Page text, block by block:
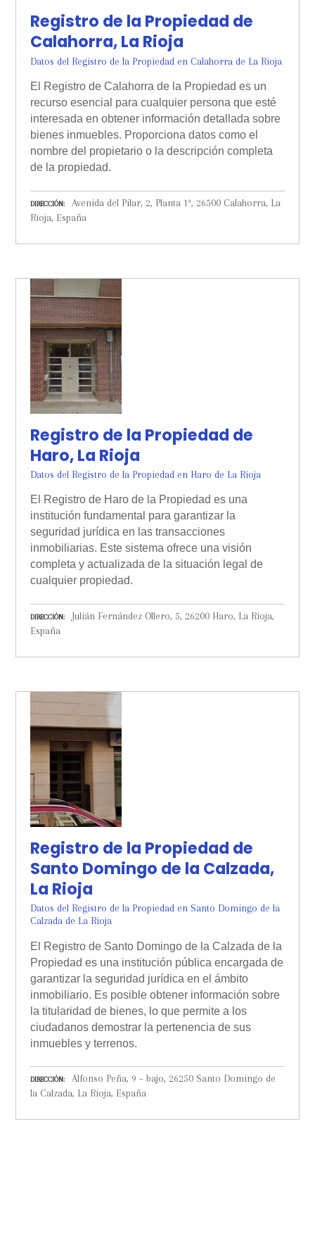
Registro de la Propiedad de
Calahorra, La Rioja
Datos del Registro de la Propiedad en Calahorra de La Rioja
El Registro de Calahorra de la Propiedad es un
recurso esencial para cualquier persona que esté
interesada en obtener información detallada sobre
bienes inmuebles. Proporciona datos como el
nombre del propietario o la descripción completa
de la propiedad.
DIRECCIÓN
Avenida del Pilar, 2, Planta 1ª, 26500 Calahorra, La
Rioja, España
Registro de la Propiedad de
Haro, La Rioja
Datos del Registro de la Propiedad en Haro de La Rioja
El Registro de Haro de la Propiedad es una
institución fundamental para garantizar la
seguridad jurídica en las transacciones
inmobiliarias. Este sistema ofrece una visión
completa y actualizada de la situación legal de
cualquier propiedad.
DIRECCIÓN
Julián Fernández Ollero, 5, 26200 Haro, La Rioja,
España
Registro de la Propiedad de
Santo Domingo de la Calzada,
La Rioja
Datos del Registro de la Propiedad en Santo Domingo de la
Calzada de La Rioja
El Registro de Santo Domingo de la Calzada de la
Propiedad es una institución pública encargada de
garantizar la seguridad jurídica en el ámbito
inmobiliario. Es posible obtener información sobre
la titularidad de bienes, lo que permite a los
ciudadanos demostrar la pertenencia de sus
inmuebles y terrenos.
DIRECCIÓN
Alfonso Peña, 9 – bajo, 26250 Santo Domingo de
la Calzada, La Rioja, España